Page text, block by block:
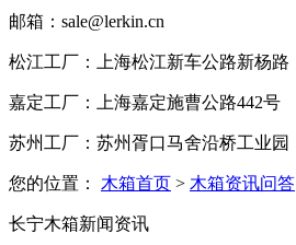
邮箱：sale@lerkin.cn
松江工厂：上海松江新车公路新杨路
嘉定工厂：上海嘉定施曹公路442号
苏州工厂：苏州胥口马舍沿桥工业园
您的位置： 木箱首页 > 木箱资讯问答
长宁木箱新闻资讯